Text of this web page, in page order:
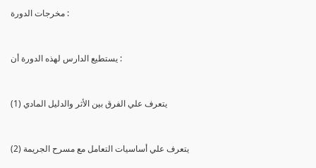
مخرجات الدورة :
يستطيع الدارس لهذه الدورة أن :
(1) يتعرف علي الفرق بين الأثر والدليل المادي
(2) يتعرف علي أساسيات التعامل مع مسرح الجريمة